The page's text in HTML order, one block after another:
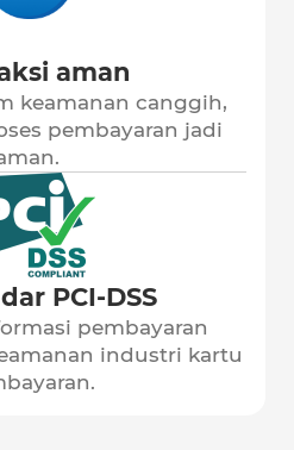
aman
keamanan canggih,
pembayaran jadi
PCI-DSS
pembayaran
industri kartu